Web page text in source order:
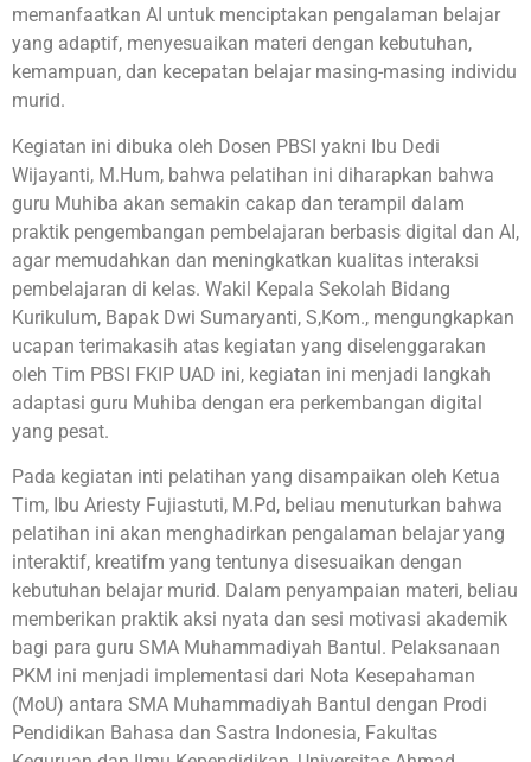
memanfaatkan AI untuk menciptakan pengalaman belajar
yang adaptif, menyesuaikan materi dengan kebutuhan,
kemampuan, dan kecepatan belajar masing-masing individu
murid.
Kegiatan ini dibuka oleh Dosen PBSI yakni Ibu Dedi
Wijayanti, M.Hum, bahwa pelatihan ini diharapkan bahwa
guru Muhiba akan semakin cakap dan terampil dalam
praktik pengembangan pembelajaran berbasis digital dan AI,
agar memudahkan dan meningkatkan kualitas interaksi
pembelajaran di kelas. Wakil Kepala Sekolah Bidang
Kurikulum, Bapak Dwi Sumaryanti, S,Kom., mengungkapkan
ucapan terimakasih atas kegiatan yang diselenggarakan
oleh Tim PBSI FKIP UAD ini, kegiatan ini menjadi langkah
adaptasi guru Muhiba dengan era perkembangan digital
yang pesat.
Pada kegiatan inti pelatihan yang disampaikan oleh Ketua
Tim, Ibu Ariesty Fujiastuti, M.Pd, beliau menuturkan bahwa
pelatihan ini akan menghadirkan pengalaman belajar yang
interaktif, kreatifm yang tentunya disesuaikan dengan
kebutuhan belajar murid. Dalam penyampaian materi, beliau
memberikan praktik aksi nyata dan sesi motivasi akademik
bagi para guru SMA Muhammadiyah Bantul. Pelaksanaan
PKM ini menjadi implementasi dari Nota Kesepahaman
(MoU) antara SMA Muhammadiyah Bantul dengan Prodi
Pendidikan Bahasa dan Sastra Indonesia, Fakultas